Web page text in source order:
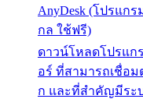
AnyDesk (โปรแก
กล ใช้ฟรี)
ดาวน์โหลดโปรแก
อร์ ที่สามารถเชื่อ
ก และที่สำคัญมีระ